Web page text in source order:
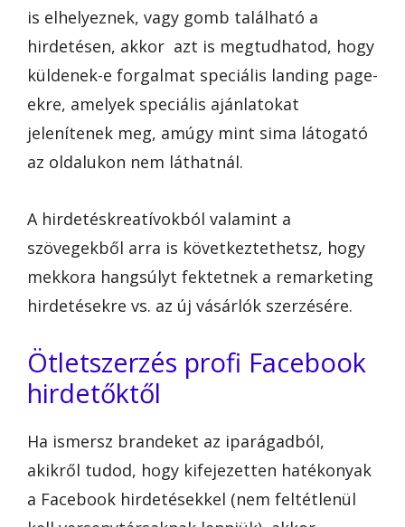
is elhelyeznek, vagy gomb található a
hirdetésen, akkor azt is megtudhatod, hogy
küldenek-e forgalmat speciális landing page-
ekre, amelyek speciális ajánlatokat
jelenítenek meg, amúgy mint sima látogató
az oldalukon nem láthatnál.
A hirdetéskreatívokból valamint a
szövegekből arra is következtethetsz, hogy
mekkora hangsúlyt fektetnek a remarketing
hirdetésekre vs. az új vásárlók szerzésére.
Ötletszerzés profi Facebook
hirdetőktől
Ha ismersz brandeket az iparágadból,
akikről tudod, hogy kifejezetten hatékonyak
a Facebook hirdetésekkel (nem feltétlenül